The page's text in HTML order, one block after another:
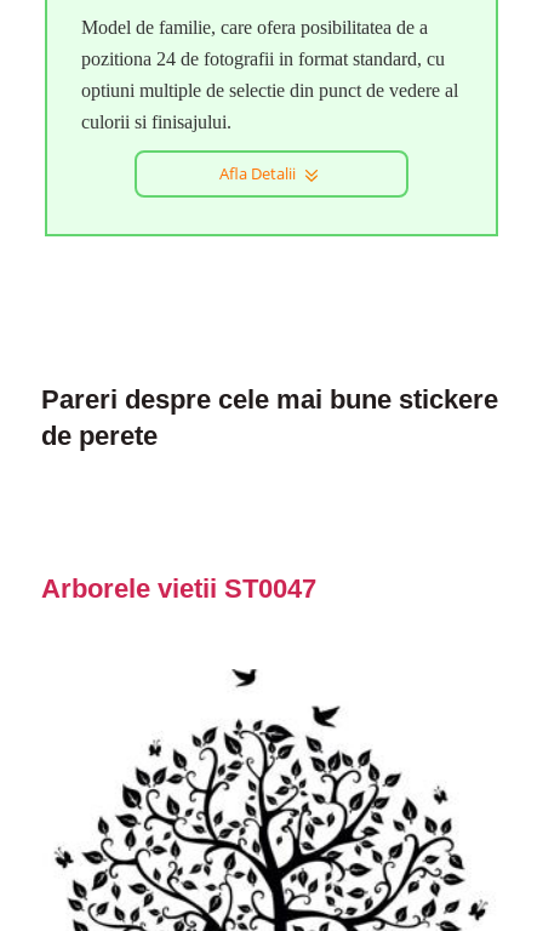
Model de familie, care ofera posibilitatea de a
pozitiona 24 de fotografii in format standard, cu
optiuni multiple de selectie din punct de vedere al
culorii si finisajului.
Afla Detalii
Pareri despre cele mai bune stickere
de perete
Arborele vietii ST0047